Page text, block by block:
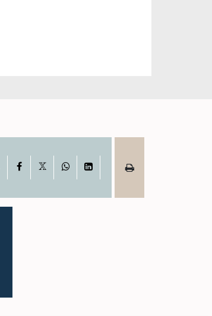
Facebook WhatsAppLinkedIn